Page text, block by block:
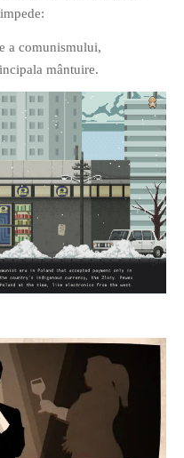
a comunismului,
mântuire.